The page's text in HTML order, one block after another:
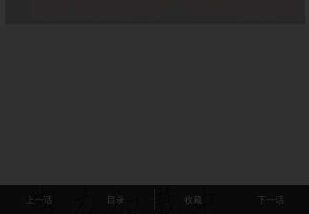
上一话 目录 收藏 下一话